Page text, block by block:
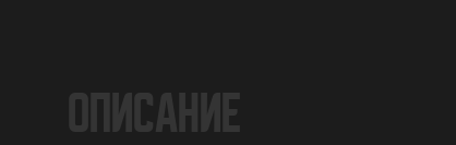
ОПИСАНИЕ